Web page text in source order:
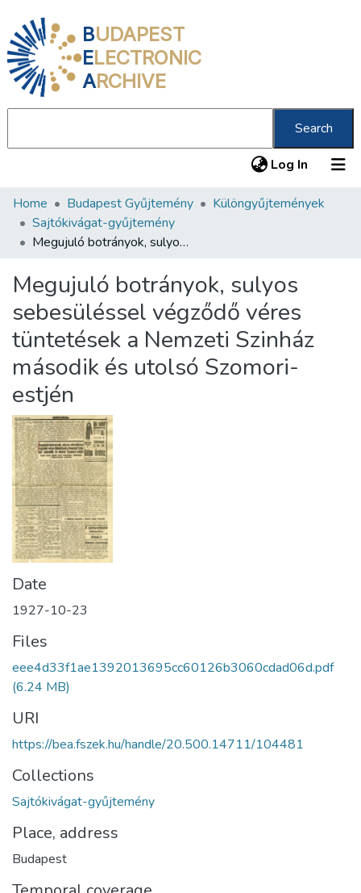
BUDAPEST
ELECTRONIC
ARCHIVE
Search
Log In (current)
Communities & Collections
All of DSpace
About us
Home Budapest Gyűjtemény
Különgyűjtemények
Sajtókivágat-gyűjtemény
Megujuló botrányok, sulyos sebesüléssel végződő véres tüntetések a Nemzeti Szinház második és utolsó Szomori-estjén
Megujuló botrányok, sulyos
sebesüléssel végződő véres
tüntetések a Nemzeti Szinház
második és utolsó Szomori-
estjén
Date
1927-10-23
Files
eee4d33f1ae1392013695cc60126b3060cdad06d.pdf
(6.24 MB)
URI
https://bea.fszek.hu/handle/20.500.14711/104481
Collections
Sajtókivágat-gyűjtemény
Place, address
Budapest